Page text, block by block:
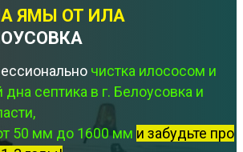
ЯМЫ ОТ ИЛА
чистка илососом и
септика в г. Белоусовка и
50 мм до 1600 мм и забудьте про